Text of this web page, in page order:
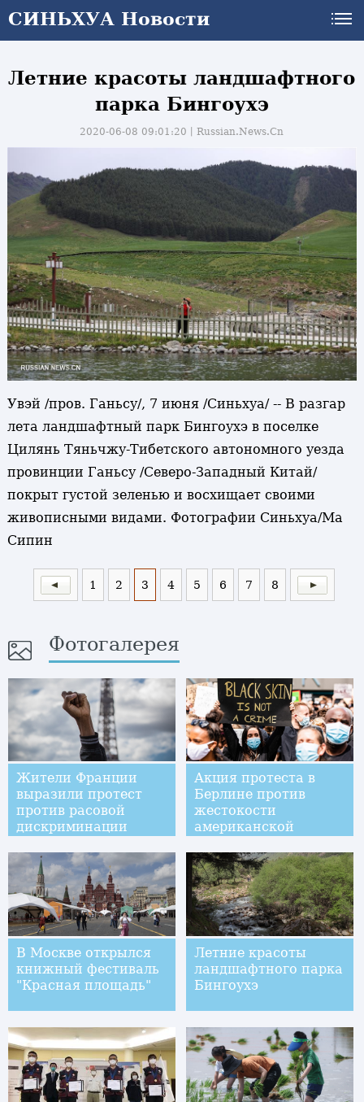
СИНЬХУА Новости
Летние красоты ландшафтного
парка Бингоухэ
2020-06-08 09:01:20丨Russian.News.Cn
Увэй /пров. Ганьсу/, 7 июня /Синьхуа/ -- В разгар
лета ландшафтный парк Бингоухэ в поселке
Цилянь Тяньчжу-Тибетского автономного уезда
провинции Ганьсу /Северо-Западный Китай/
покрыт густой зеленью и восхищает своими
живописными видами. Фотографии Синьхуа/Ма
Сипин
1 2 3 4 5 6 7 8
Фотогалерея
Жители Франции
выразили протест
против расовой
дискриминации
Акция протеста в
Берлине против
жестокости
американской
В Москве открылся
книжный фестиваль
"Красная площадь"
Летние красоты
ландшафтного парка
Бингоухэ